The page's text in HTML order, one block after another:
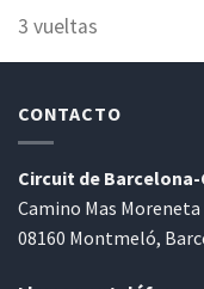
3 vueltas
CONTACTO
Circuit de
Camino Mas Moreneta
08160 Montmeló,